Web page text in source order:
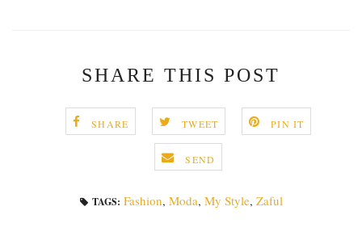
SHARE THIS POST
SHARE TWEET PIN IT
SEND
TAGS: Fashion, Moda, My Style, Zaful